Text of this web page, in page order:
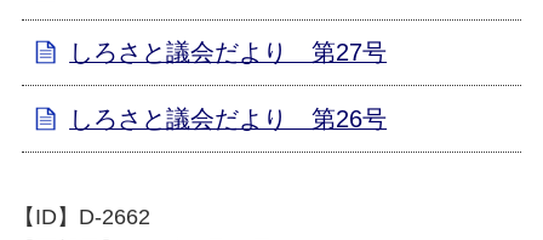
しろさと議会だより 第27号
しろさと議会だより 第26号
【ID】 D-2662